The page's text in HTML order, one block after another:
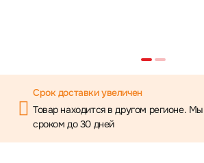
Срок доставки увеличен
Товар находится в другом регионе.
сроком до 30 дней